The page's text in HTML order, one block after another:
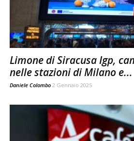
Limone di Siracusa Igp,
nelle stazioni di Milano e...
Daniele Colombo 2 Gennaio 2025